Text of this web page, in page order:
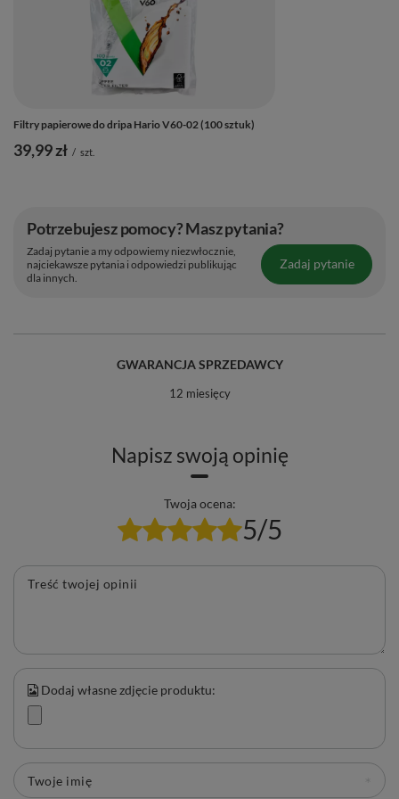
delektuj się gładkim, czystym smakiem. ☕💫
Zalety produktu ⭐
parzenia kawy metodą przelewową w jednym eleganckim
wprowadza harmonię i ciepło do codziennego rytuału.
✅Równomierne parzenie:spiralna struktura drippera
dba o idealną ekstrakcję i smak kawy.
daje trwałość i bezpieczeństwo użytkowania.
Uniwersalne zastosowanie:idealny do kawy, ale
świetnie sprawdzi się również do herbaty czy
Filtry papierowe do dripa Hario V60-02 (100 sztuk)
39,99 zł / szt.
Potrzebujesz pomocy? Masz pytania?
Zadaj pytanie a my odpowiemy niezwłocznie,
najciekawsze pytania i odpowiedzi publikując
dla innych.
Zadaj pytanie
GWARANCJA SPRZEDAWCY
12 miesięcy
Napisz swoją opinię
Twoja ocena:
5/5
Treść twojej opinii
Dodaj własne zdjęcie produktu:
Twoje imię